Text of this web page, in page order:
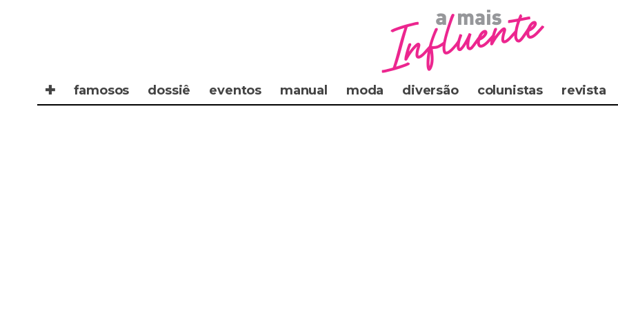
✚ famosos dossiê eventos manual moda diversão colunistas revista